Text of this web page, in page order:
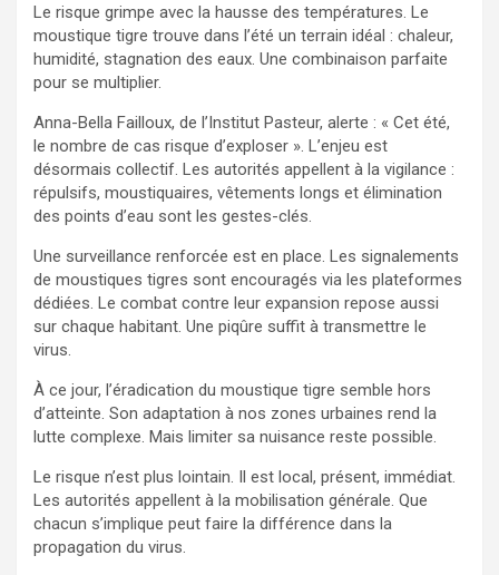
Le risque grimpe avec la hausse des températures. Le
moustique tigre trouve dans l’été un terrain idéal : chaleur,
humidité, stagnation des eaux. Une combinaison parfaite
pour se multiplier.
Anna-Bella Failloux, de l’Institut Pasteur, alerte : « Cet été,
le nombre de cas risque d’exploser ». L’enjeu est
désormais collectif. Les autorités appellent à la vigilance :
répulsifs, moustiquaires, vêtements longs et élimination
des points d’eau sont les gestes-clés.
Une surveillance renforcée est en place. Les signalements
de moustiques tigres sont encouragés via les plateformes
dédiées. Le combat contre leur expansion repose aussi
sur chaque habitant. Une piqûre suffit à transmettre le
virus.
À ce jour, l’éradication du moustique tigre semble hors
d’atteinte. Son adaptation à nos zones urbaines rend la
lutte complexe. Mais limiter sa nuisance reste possible.
Le risque n’est plus lointain. Il est local, présent, immédiat.
Les autorités appellent à la mobilisation générale. Que
chacun s’implique peut faire la différence dans la
propagation du virus.